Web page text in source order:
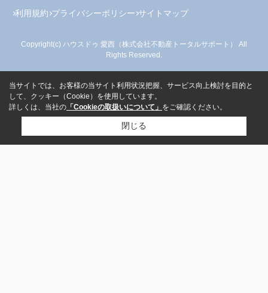
利用規約 プライバシーポリシー サイトマップ
Copyright(c) ハウスドゥ 愛西（株式会社不動産トータルサポート） All
Rights Reserved.
当サイトでは、お客様の当サイト利用状況把握、サービス向上検討を目的と
して、クッキー（Cookie）を使用しています。
詳しくは、当社の 「Cookieの取扱いについて」 をご確認ください。
閉じる